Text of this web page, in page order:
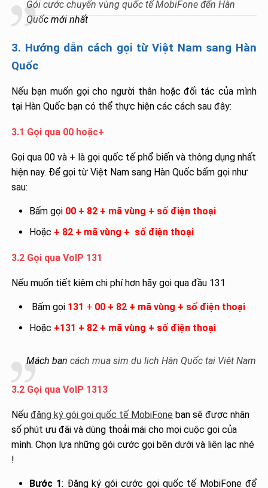
Gói cước chuyển vùng quốc tế MobiFone đến Hàn
Quốc mới nhất
3. Hướng dẫn cách gọi từ Việt Nam sang Hàn
Quốc
Nếu bạn muốn gọi cho người thân hoặc đối tác của mình
tại Hàn Quốc bạn có thể thực hiện các cách sau đây:
3.1 Gọi qua 00 hoặc+
Gọi qua 00 và + là gọi quốc tế phổ biến và thông dụng nhất
hiện nay. Để gọi từ Việt Nam sang Hàn Quốc bấm gọi như
sau:
Bấm gọi 00 + 82 + mã vùng + số điện thoại
Hoặc + 82 + mã vùng + số điện thoại
3.2 Gọi qua VoIP 131
Nếu muốn tiết kiệm chi phí hơn hãy gọi qua đầu 131
Bấm gọi 131 + 00 + 82 + mã vùng + số điện thoại
Hoặc +131 + 82 + mã vùng + số điện thoại
Mách bạncách mua sim du lịch Hàn Quốc tại Việt Nam
3.2 Gọi qua VoIP 1313
Nếuđăng ký gói gọi quốc tế MobiFone bạn sẽ được nhận
số phút ưu đãi và dùng thoải mái cho mọi cuộc gọi của
mình. Chọn lựa những gói cước gọi bên dưới và liên lạc nhé
!
Bước 1: Đăng ký gói cước gọi quốc tế MobiFone để